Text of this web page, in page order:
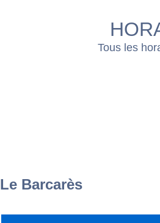
Tous les
Le Barcarès